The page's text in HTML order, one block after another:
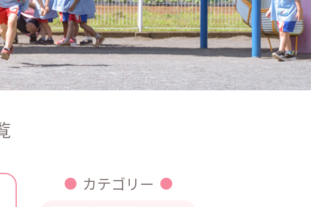
カテゴリー